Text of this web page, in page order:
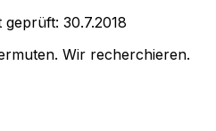
geprüft: 30.7.2018
Wir recherchieren.